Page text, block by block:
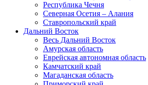
Республика Чечня
Северная Осетия – Алания
Ставропольский край
Дальний Восток
Весь Дальний Восток
Амурская область
Еврейская автономная область
Камчатский край
Магаданская область